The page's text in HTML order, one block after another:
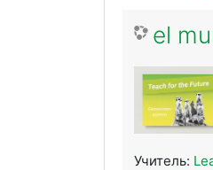
el
Учитель: